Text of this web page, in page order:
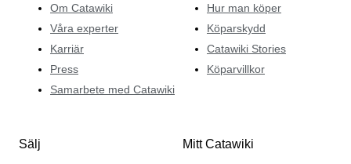
Om Catawiki
Våra experter
Karriär
Press
Samarbete med Catawiki
Hur man köper
Köparskydd
Catawiki Stories
Köparvillkor
Sälj Mitt Catawiki